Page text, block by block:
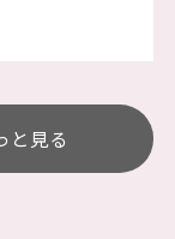
と見る